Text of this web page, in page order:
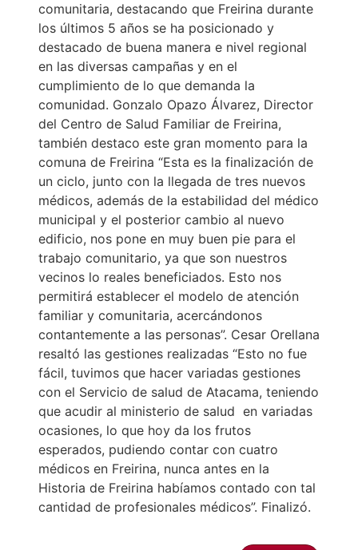
comunitaria, destacando que Freirina durante
los últimos 5 años se ha posicionado y
destacado de buena manera e nivel regional
en las diversas campañas y en el
cumplimiento de lo que demanda la
comunidad. Gonzalo Opazo Álvarez, Director
del Centro de Salud Familiar de Freirina,
también destaco este gran momento para la
comuna de Freirina “Esta es la finalización de
un ciclo, junto con la llegada de tres nuevos
médicos, además de la estabilidad del médico
municipal y el posterior cambio al nuevo
edificio, nos pone en muy buen pie para el
trabajo comunitario, ya que son nuestros
vecinos lo reales beneficiados. Esto nos
permitirá establecer el modelo de atención
familiar y comunitaria, acercándonos
contantemente a las personas”. Cesar Orellana
resaltó las gestiones realizadas “Esto no fue
fácil, tuvimos que hacer variadas gestiones
con el Servicio de salud de Atacama, teniendo
que acudir al ministerio de salud en variadas
ocasiones, lo que hoy da los frutos
esperados, pudiendo contar con cuatro
médicos en Freirina, nunca antes en la
Historia de Freirina habíamos contado con tal
cantidad de profesionales médicos”. Finalizó.